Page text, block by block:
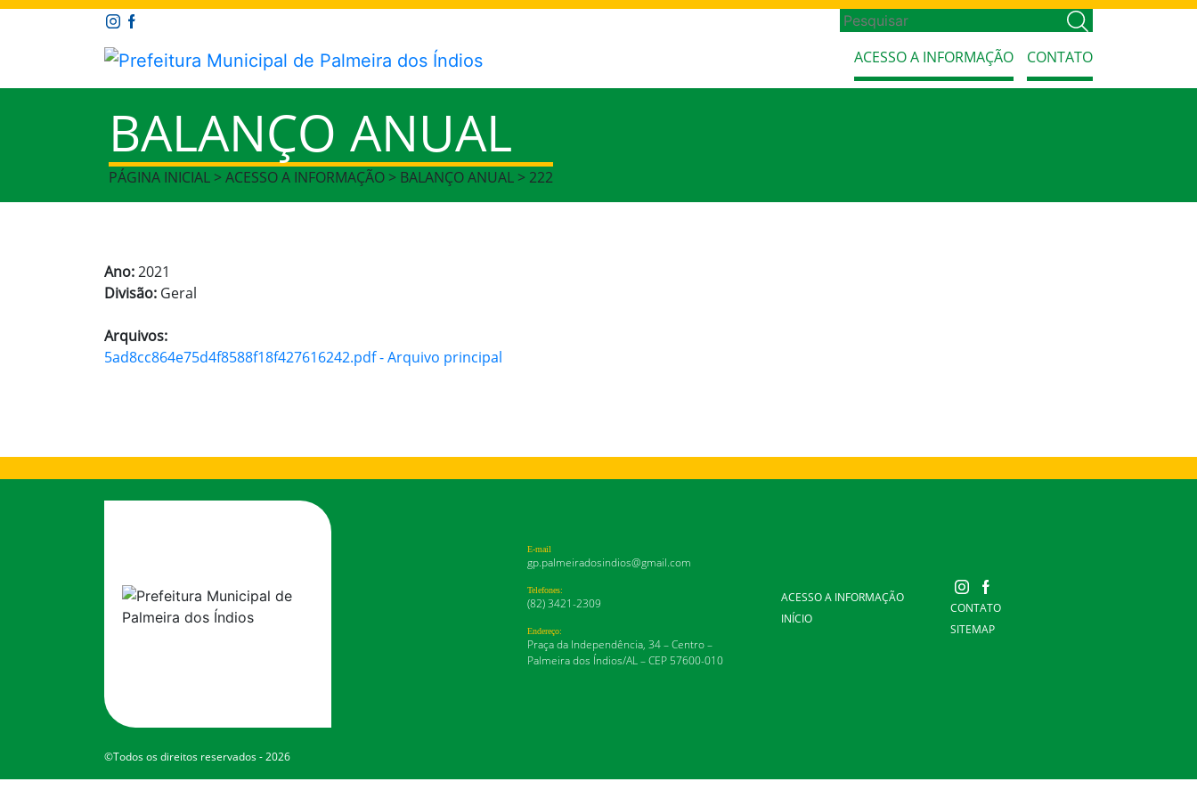
ACESSO A INFORMAÇÃO CONTATO
BALANÇO ANUAL
PÁGINA INICIAL > ACESSO A INFORMAÇÃO > BALANÇO ANUAL > 222
Ano:2021
Divisão: Geral
Arquivos:
5ad8cc864e75d4f8588f18f427616242.pdf - Arquivo principal
E-mail
gp.palmeiradosindios@gmail.com
Telefones:
(82) 3421-2309
Endereço:
Praça da Independência, 34 – Centro –
Palmeira dos Índios/AL – CEP 57600-010
ACESSO A INFORMAÇÃO
INÍCIO
CONTATO
SITEMAP
©Todos os direitos reservados - 2026